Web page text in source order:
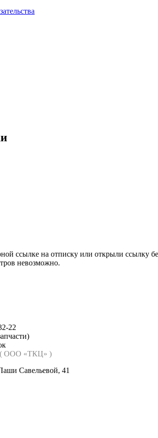
ссылке на отписку или открыли ссылку
невозможно.
22
ООО «ТКЦ» )
Савельевой, 41